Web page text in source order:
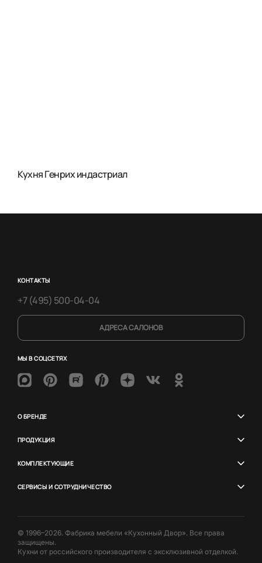
Кухня Генрих индастриал
КОНТАКТЫ
+7 (495) 500-04-04
АДРЕСА САЛОНОВ
МЫ В СОЦСЕТЯХ
О БРЕНДЕ
ПРОДУКЦИЯ
КОМПЛЕКТУЮЩИЕ
СЕРВИСЫ И СОТРУДНИЧЕСТВО
© 1996–2026. Фабрика мебели «Кухонный Двор». Все права
защищены.
Кухни от российского производителя с эксклюзивной отделкой.